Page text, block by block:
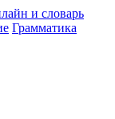
Грамматика